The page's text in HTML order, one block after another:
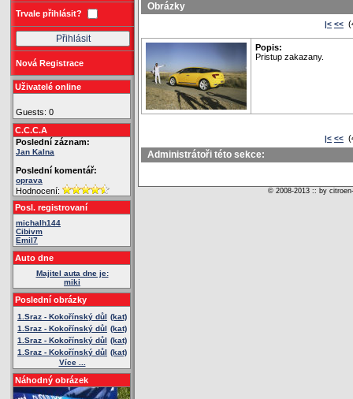
Trvale přihlásit?
Nová Registrace
Uživatelé online
Guests: 0
C.C.C.A
Poslední záznam:
Jan Kalna
Poslední komentář:
oprava
Hodnocení:
Posl. registrovaní
michalh144
Cibivm
Emil7
Auto dne
Majitel auta dne je:
miki
Poslední obrázky
1.Sraz - Kokořínský důl (kat)
1.Sraz - Kokořínský důl (kat)
1.Sraz - Kokořínský důl (kat)
1.Sraz - Kokořínský důl (kat)
Více ...
Náhodný obrázek
Obrázky
|< <<
Popis:
Pristup zakazany.
|< <<
Administrátoři této sekce:
© 2008-2013 :: by